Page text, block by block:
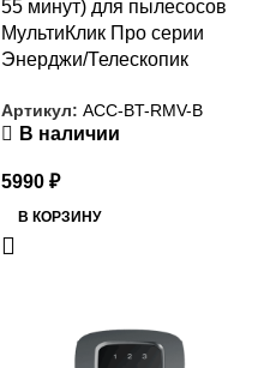
55 минут) для пылесосов
МультиКлик Про серии
Энерджи/Телескопик
Артикул: ACC-BT-RMV-B
В наличии
5990 ₽
В КОРЗИНУ